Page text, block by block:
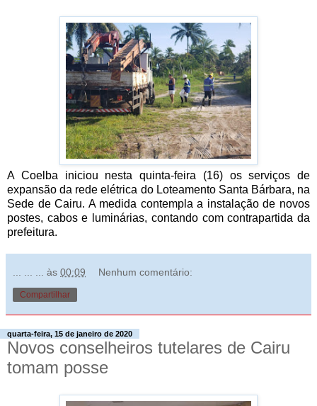
A Coelba iniciou nesta quinta-feira (16) os serviços de
expansão da rede elétrica do Loteamento Santa Bárbara, na
Sede de Cairu. A medida contempla a instalação de novos
postes, cabos e luminárias, contando com contrapartida da
prefeitura.
às 00:09 Nenhum comentário:
Compartilhar
quarta-feira, 15 de janeiro de 2020
Novos conselheiros tutelares de Cairu
tomam posse